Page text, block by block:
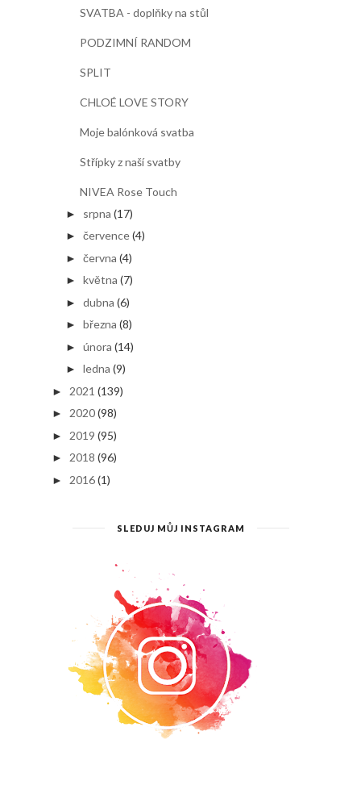
SVATBA - doplňky na stůl
PODZIMNÍ RANDOM
SPLIT
CHLOÉ LOVE STORY
Moje balónková svatba
Střípky z naší svatby
NIVEA Rose Touch
► srpna (17)
► července(4)
► června (4)
► května (7)
► dubna (6)
► března (8)
► února (14)
► ledna (9)
► 2021 (139)
► 2020(98)
► 2019 (95)
► 2018 (96)
► 2016(1)
SLEDUJ MŮJ INSTAGRAM